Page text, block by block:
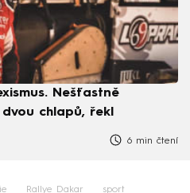
Nešťastně
chlapů, řekl
6 min čtení
Rallye Dakar sport